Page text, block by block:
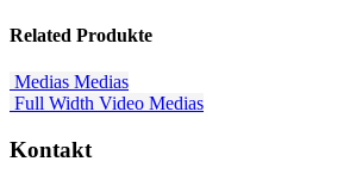
Related Produkte
Medias Medias
Full Width Video Medias
Kontakt